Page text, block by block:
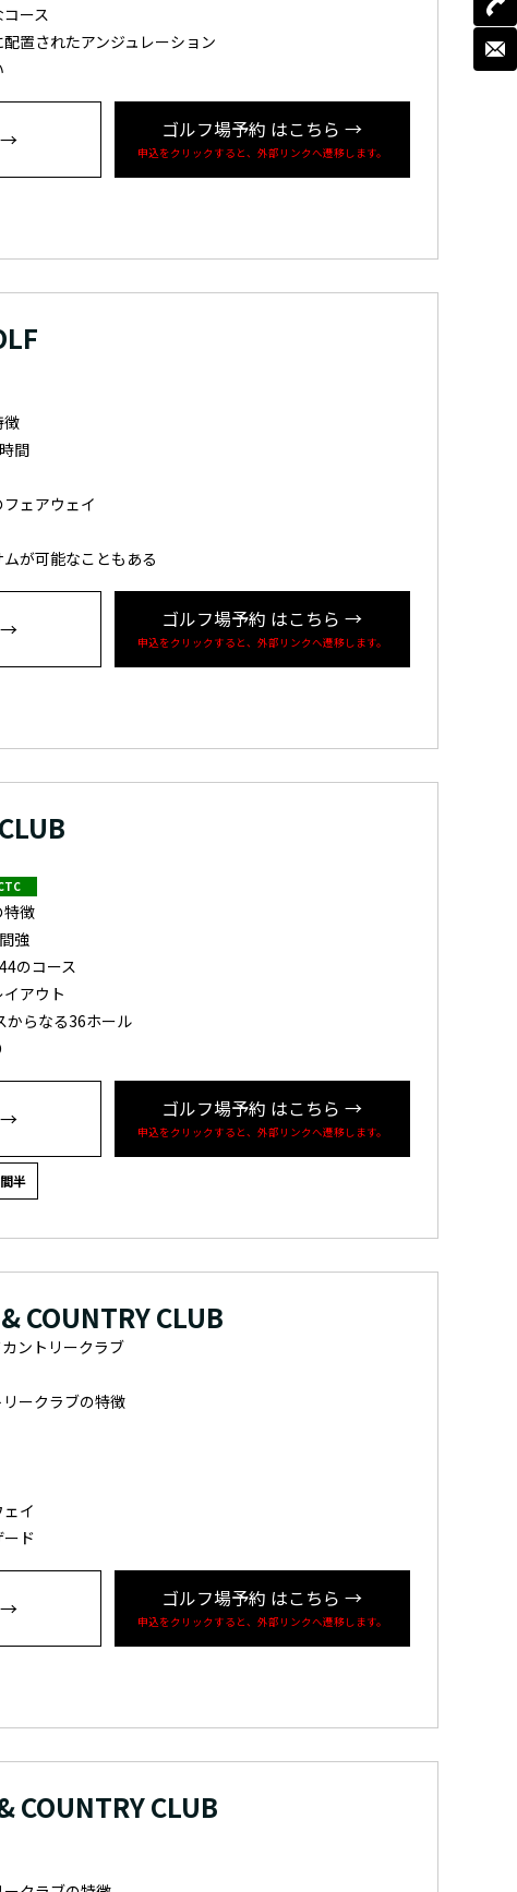
ース
置されたアンジュレーション
→ ゴルフ場予約 はこちら →
申込をクリックすると、外部リンクへ遷移します。
徴
間
ェアウェイ
が可能なこともある
→ ゴルフ場予約 はこちら →
申込をクリックすると、外部リンクへ遷移します。
特徴
強
のコース
アウト
からなる36ホール
→ ゴルフ場予約 はこちら →
申込をクリックすると、外部リンクへ遷移します。
半
COUNTRY CLUB
ントリークラブ
ークラブの特徴
イ
ード
→ ゴルフ場予約 はこちら →
申込をクリックすると、外部リンクへ遷移します。
COUNTRY CLUB